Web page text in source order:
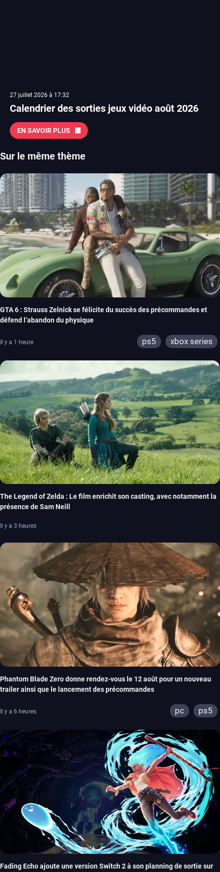
27 juillet 2026 à 17:32
Calendrier des sorties jeux vidéo août 2026
EN SAVOIR PLUS
Sur le même thème
GTA 6 : Strauss Zelnick se félicite du succès des précommandes et
défend l’abandon du physique
Il y a 1 heure ps5 xbox series
The Legend of Zelda : Le film enrichit son casting, avec notamment la
présence de Sam Neill
Il y a 3 heures
Phantom Blade Zero donne rendez-vous le 12 août pour un nouveau
trailer ainsi que le lancement des précommandes
Il y a 6 heures pc ps5
Fading Echo ajoute une version Switch 2 à son planning de sortie sur